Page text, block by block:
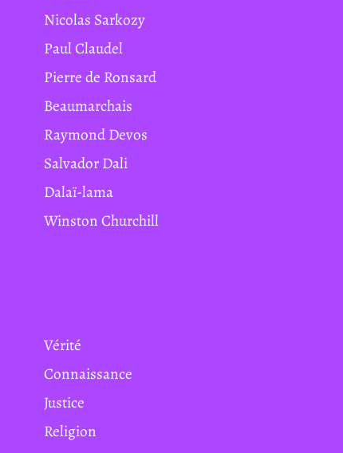
Nicolas Sarkozy
Paul Claudel
Pierre de Ronsard
Beaumarchais
Raymond Devos
Salvador Dali
Dalaï-lama
Winston Churchill
Vérité
Connaissance
Justice
Religion